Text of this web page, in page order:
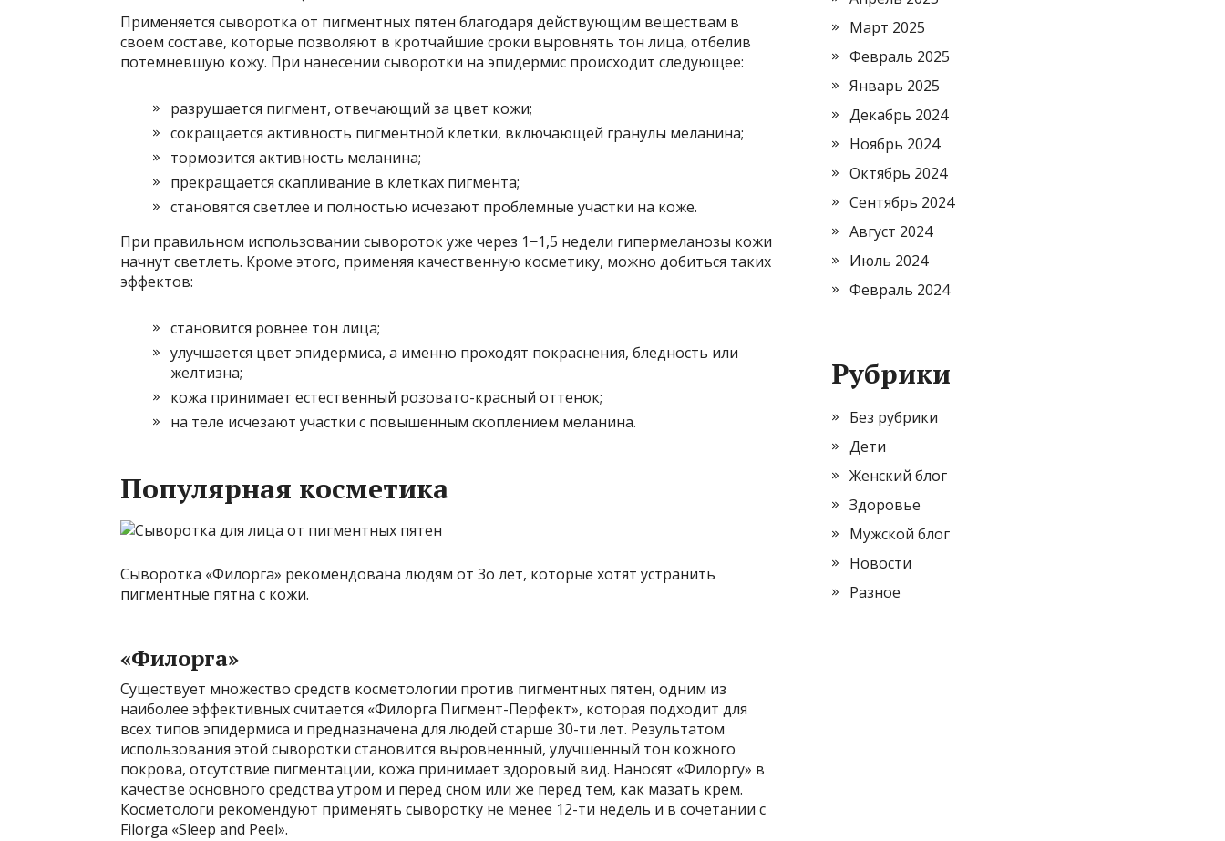
Применяется сыворотка от пигментных пятен благодаря действующим веществам в
своем составе, которые позволяют в кротчайшие сроки выровнять тон лица, отбелив
потемневшую кожу. При нанесении сыворотки на эпидермис происходит следующее:
разрушается пигмент, отвечающий за цвет кожи;
сокращается активность пигментной клетки, включающей гранулы меланина;
тормозится активность меланина;
прекращается скапливание в клетках пигмента;
становятся светлее и полностью исчезают проблемные участки на коже.
При правильном использовании сывороток уже через 1−1,5 недели гипермеланозы кожи
начнут светлеть. Кроме этого, применяя качественную косметику, можно добиться таких
эффектов:
становится ровнее тон лица;
улучшается цвет эпидермиса, а именно проходят покраснения, бледность или
желтизна;
кожа принимает естественный розовато-красный оттенок;
на теле исчезают участки с повышенным скоплением меланина.
Популярная косметика
Сыворотка «Филорга» рекомендована людям от 3о лет, которые хотят устранить
пигментные пятна с кожи.
«Филорга»
Существует множество средств косметологии против пигментных пятен, одним из
наиболее эффективных считается «Филорга Пигмент-Перфект», которая подходит для
всех типов эпидермиса и предназначена для людей старше 30-ти лет. Результатом
использования этой сыворотки становится выровненный, улучшенный тон кожного
покрова, отсутствие пигментации, кожа принимает здоровый вид. Наносят «Филоргу» в
качестве основного средства утром и перед сном или же перед тем, как мазать крем.
Косметологи рекомендуют применять сыворотку не менее 12-ти недель и в сочетании с
Filorga «Sleep and Peel».
Март 2025
Февраль 2025
Январь 2025
Декабрь 2024
Ноябрь 2024
Октябрь 2024
Сентябрь 2024
Август 2024
Июль 2024
Февраль 2024
Рубрики
Без рубрики
Дети
Женский блог
Здоровье
Мужской блог
Новости
Разное